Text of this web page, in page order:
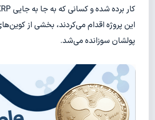
این پروژه اقدام می‌کردند، بخشی از
پولشان سوزانده می‌شد.